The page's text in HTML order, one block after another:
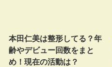
本田仁美は整形してる？年
齢やデビュー回数をまと
め！現在の活動は？